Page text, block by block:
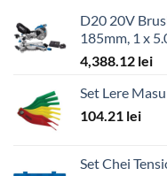
D20 20V
185mm, 1 x
4,388.12 lei
Set Lere
104.21 lei
Set Chei